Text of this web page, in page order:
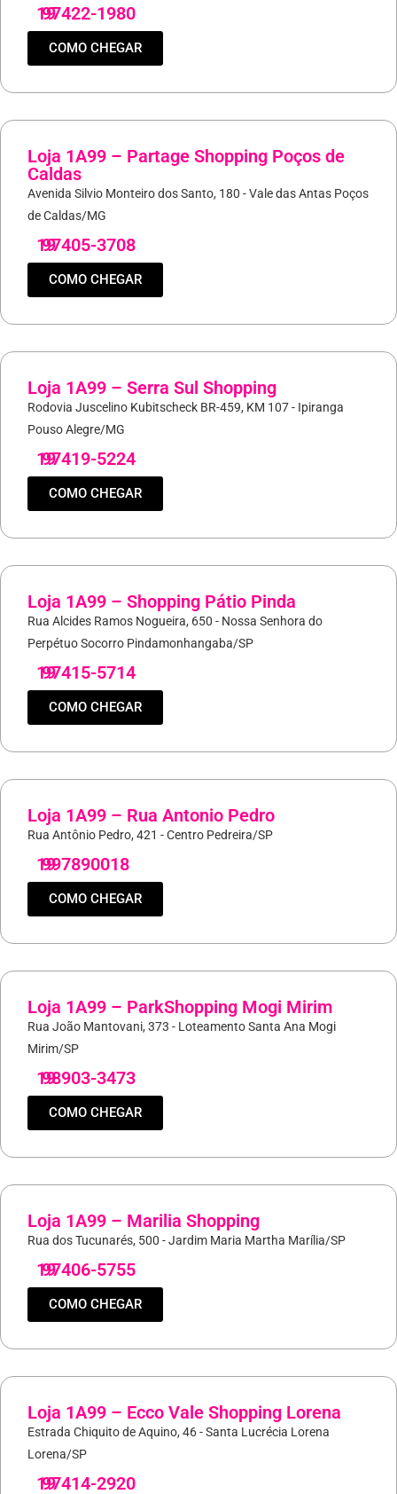
19
97422-1980
COMO CHEGAR
Loja 1A99 – Partage Shopping Poços de
Caldas
Avenida Silvio Monteiro dos Santo, 180 - Vale das Antas Poços
de Caldas/MG
19
97405-3708
COMO CHEGAR
Loja 1A99 – Serra Sul Shopping
Rodovia Juscelino Kubitscheck BR-459, KM 107 - Ipiranga
Pouso Alegre/MG
19
97419-5224
COMO CHEGAR
Loja 1A99 – Shopping Pátio Pinda
Rua Alcides Ramos Nogueira, 650 - Nossa Senhora do
Perpétuo Socorro Pindamonhangaba/SP
19
97415-5714
COMO CHEGAR
Loja 1A99 – Rua Antonio Pedro
Rua Antônio Pedro, 421 - Centro Pedreira/SP
19
997890018
COMO CHEGAR
Loja 1A99 – ParkShopping Mogi Mirim
Rua João Mantovani, 373 - Loteamento Santa Ana Mogi
Mirim/SP
19
98903-3473
COMO CHEGAR
Loja 1A99 – Marilia Shopping
Rua dos Tucunarés, 500 - Jardim Maria Martha Marília/SP
19
97406-5755
COMO CHEGAR
Loja 1A99 – Ecco Vale Shopping Lorena
Estrada Chiquito de Aquino, 46 - Santa Lucrécia Lorena
Lorena/SP
19
97414-2920